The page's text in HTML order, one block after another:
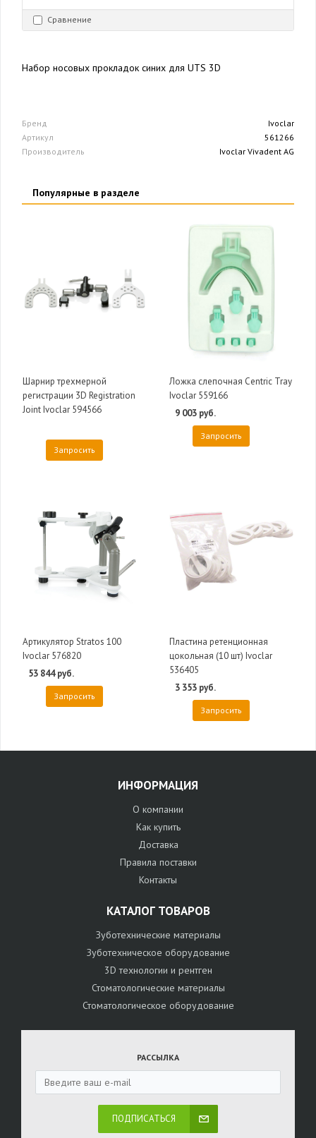
Сравнение
Набор носовых прокладок синих для UTS 3D
Бренд
Ivoclar
Артикул
561266
Производитель
Ivoclar Vivadent AG
Популярные в разделе
Шарнир трехмерной
регистрации 3D Registration
Joint Ivoclar 594566
Запросить
Ложка слепочная Centric Tray
Ivoclar 559166
9 003 руб.
Запросить
Артикулятор Stratos 100
Ivoclar 576820
53 844 руб.
Запросить
Пластина ретенционная
цокольная (10 шт) Ivoclar
536405
3 353 руб.
Запросить
ИНФОРМАЦИЯ
О компании
Как купить
Доставка
Правила поставки
Контакты
КАТАЛОГ ТОВАРОВ
Зуботехнические материалы
Зуботехническое оборудование
3D технологии и рентген
Стоматологические материалы
Стоматологическое оборудование
РАССЫЛКА
ПОДПИСАТЬСЯ